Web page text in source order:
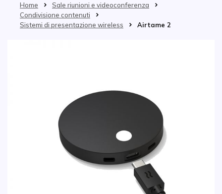
Home
Sale riunioni e videoconferenza
Condivisione contenuti
Sistemi di presentazione wireless
Airtame 2